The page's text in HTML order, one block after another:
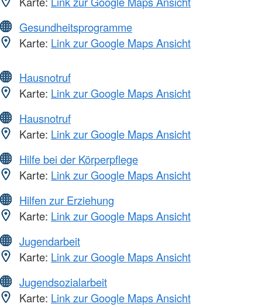
Gesundheitsprogramme
Karte: Link zur Google Maps Ansicht
Hausnotruf
Karte: Link zur Google Maps Ansicht
Hausnotruf
Karte: Link zur Google Maps Ansicht
Hilfe bei der Körperpflege
Karte: Link zur Google Maps Ansicht
Hilfen zur Erziehung
Karte: Link zur Google Maps Ansicht
Jugendarbeit
Karte: Link zur Google Maps Ansicht
Jugendsozialarbeit
Karte: Link zur Google Maps Ansicht